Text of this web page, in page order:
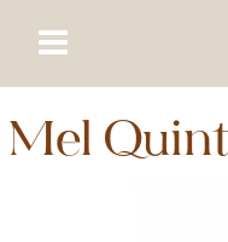
Mel